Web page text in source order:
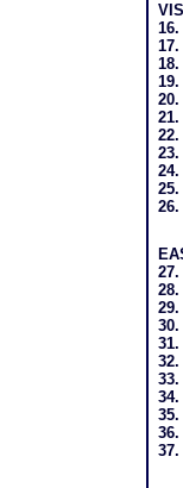
16.
17.
18.
19.
20.
21.
22.
23.
24.
25.
26.
27.
28.
29.
30.
31.
32.
33.
34.
35.
36.
37.